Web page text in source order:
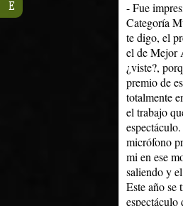
- Fue
Categoría
te digo, el
el de Mejor
¿viste?,
premio de
totalmente
el trabajo
micrófono
mi en ese
saliendo y
Este año se
E